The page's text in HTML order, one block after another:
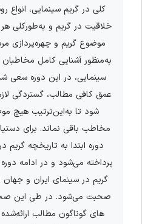
کلی در گریم سینمایی،
خلاقیت در گریم و به‌طورکلی
موضوع گریم و چهره‌­پردازی
به‌منظور آشنایی کامل
سینمایی، در این دوره سعی
عمق کافی مطالب، گستردگی
شود تا به‌این‌ترتیب هیچ
مخاطب باقی نماند. برای
دوره ابتدا به تاریخچه گریم
پرداخته می­‌شود و در ادامه دوره
گریم در سینمای ایران و جهان
صحبت می‌­شود. در طی این
های گوناگون مطالب